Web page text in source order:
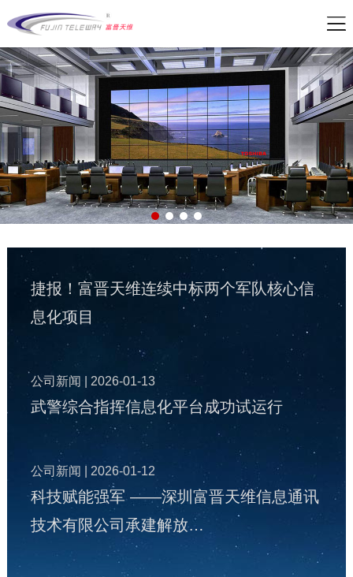
公司新闻| 2026-05-21
军队资产管理变革：从“静态账本”到“动态
战力”
捷报！富晋天维连续中标两个军队核心信
息化项目
公司新闻 | 2026-01-13
武警综合指挥信息化平台成功试运行
公司新闻
科技赋能强军 ——深圳富晋天维信息通讯
技术有限公司承建解放…
| 2025-12-22